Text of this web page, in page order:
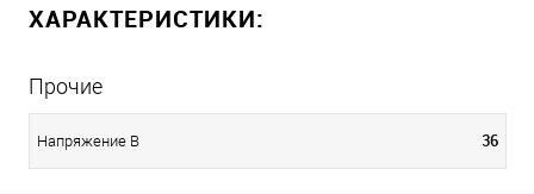
ХАРАКТЕРИСТИКИ:
Прочие
Напряжение В 36